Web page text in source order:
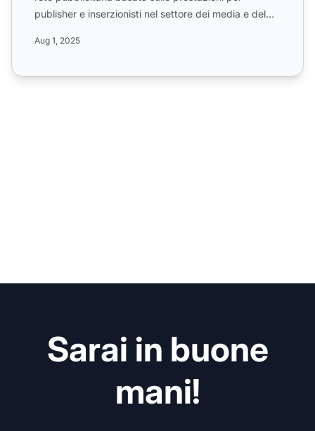
publisher e inserzionisti nel settore dei media e del
Aug 1, 2025
Sarai in buone
mani!